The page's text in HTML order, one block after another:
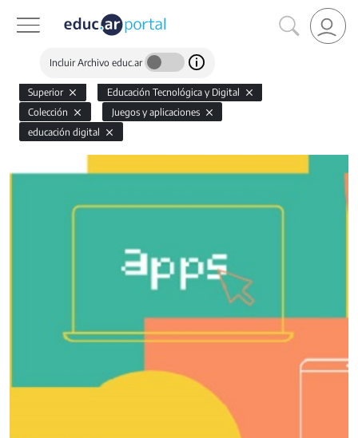
Incluir Archivo educ.ar
Superior
Educación Tecnológica y Digital
Colección
Juegos y aplicaciones
educación digital